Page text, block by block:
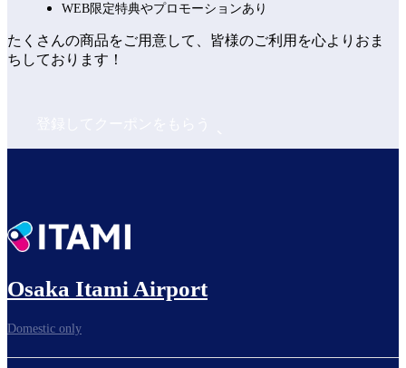
WEB限定特典やプロモーションあり
たくさんの商品をご用意して、皆様のご利用を心よりおま
ちしております！
Osaka Itami Airport
Domestic only